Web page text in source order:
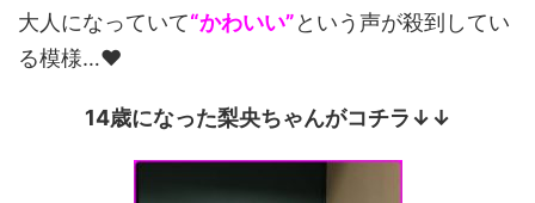
大人になっていて“かわいい”という声が殺到してい
る模様…♥
14歳になった梨央ちゃんがコチラ↓↓